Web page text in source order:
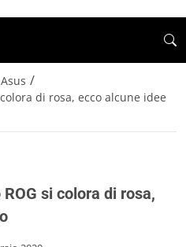
Asus /
di rosa, ecco alcune idee
si colora di rosa,